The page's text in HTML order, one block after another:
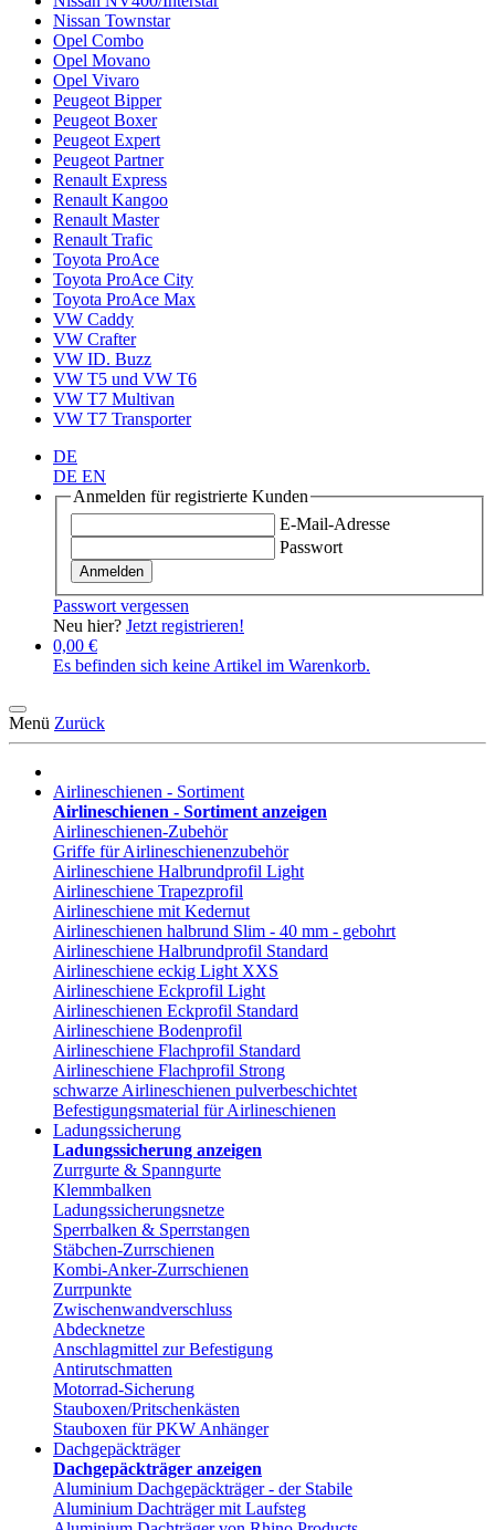
Nissan Townstar
Opel Combo
Opel Movano
Opel Vivaro
Peugeot Bipper
Peugeot Boxer
Peugeot Expert
Peugeot Partner
Renault Express
Renault Kangoo
Renault Master
Renault Trafic
Toyota ProAce
Toyota ProAce City
Toyota ProAce Max
VW Caddy
VW Crafter
VW ID. Buzz
VW T5 und VW T6
VW T7 Multivan
VW T7 Transporter
DE
DE EN
Anmelden für registrierte Kunden
E-Mail-Adresse
Passwort
Anmelden
Passwort vergessen
Neu hier? Jetzt registrieren!
0,00 €
Es befinden sich keine Artikel im Warenkorb.
Menü Zurück
Airlineschienen - Sortiment
Airlineschienen - Sortiment anzeigen
Airlineschienen-Zubehör
Griffe für Airlineschienenzubehör
Airlineschiene Halbrundprofil Light
Airlineschiene Trapezprofil
Airlineschiene mit Kedernut
Airlineschienen halbrund Slim - 40 mm - gebohrt
Airlineschiene Halbrundprofil Standard
Airlineschiene eckig Light XXS
Airlineschiene Eckprofil Light
Airlineschienen Eckprofil Standard
Airlineschiene Bodenprofil
Airlineschiene Flachprofil Standard
Airlineschiene Flachprofil Strong
schwarze Airlineschienen pulverbeschichtet
Befestigungsmaterial für Airlineschienen
Ladungssicherung
Ladungssicherung anzeigen
Zurrgurte & Spanngurte
Klemmbalken
Ladungssicherungsnetze
Sperrbalken & Sperrstangen
Stäbchen-Zurrschienen
Kombi-Anker-Zurrschienen
Zurrpunkte
Zwischenwandverschluss
Abdecknetze
Anschlagmittel zur Befestigung
Antirutschmatten
Motorrad-Sicherung
Stauboxen/Pritschenkästen
Stauboxen für PKW Anhänger
Dachgepäckträger
Dachgepäckträger anzeigen
Aluminium Dachgepäckträger - der Stabile
Aluminium Dachträger mit Laufsteg